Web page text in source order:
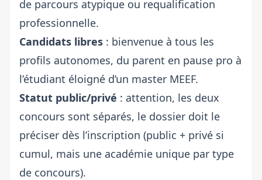
de parcours atypique ou requalification
professionnelle.
Candidats libres : bienvenue à tous les
profils autonomes, du parent en pause pro à
l’étudiant éloigné d’un master MEEF.
Statut public/privé : attention, les deux
concours sont séparés, le dossier doit le
préciser dès l’inscription (public + privé si
cumul, mais une académie unique par type
de concours).